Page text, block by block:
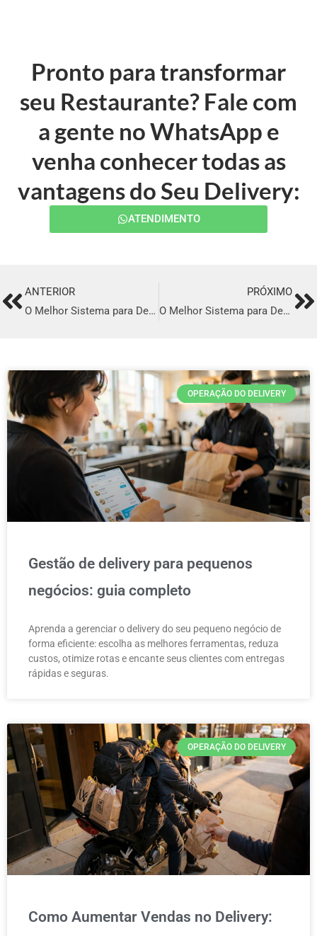
Pronto para transformar
seu Restaurante? Fale com
a gente no WhatsApp e
venha conhecer todas as
vantagens do Seu Delivery:
ATENDIMENTO
PrevANTERIOR
O Melhor Sistema para Delivery em Cascavel
PRÓXIMO
O Melhor Sistema para Delivery em Taubaté
OPERAÇÃO DO DELIVERY
Gestão de delivery para pequenos
negócios: guia completo
Aprenda a gerenciar o delivery do seu pequeno negócio de
forma eficiente: escolha as melhores ferramentas, reduza
custos, otimize rotas e encante seus clientes com entregas
rápidas e seguras.
OPERAÇÃO DO DELIVERY
Como Aumentar Vendas no Delivery: